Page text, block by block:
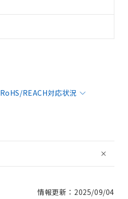
RoHS/REACH対応状況
情報更新：2025/09/04